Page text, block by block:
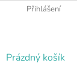
Přihlášení
NÁKUPNÍ
Prázdný košík